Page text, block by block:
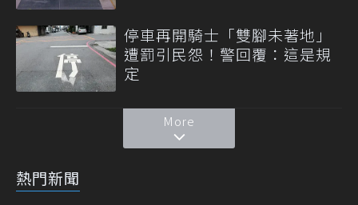
停車再開騎士「雙腳未著地」
遭罰引民怨！警回覆：這是規
定
More
熱門新聞